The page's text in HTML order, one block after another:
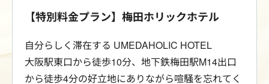
【特別料金プラン】梅田ホリックホテル
自分らしく滞在する UMEDAHOLIC HOTEL
大阪駅東口から徒歩10分、地下鉄梅田駅M14出口
から徒歩4分の好立地にありながら喧騒を忘れてく